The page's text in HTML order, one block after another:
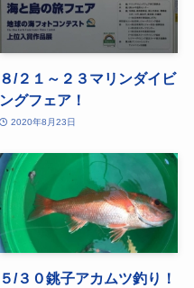
８/２１～２３マリンダイビ
ングフェア！
2020年8月23日
５/３０銚子アカムツ釣り！